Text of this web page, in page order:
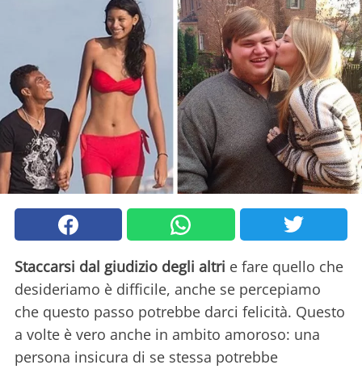
Staccarsi dal giudizio degli altri e fare quello che
desideriamo è difficile, anche se percepiamo
che questo passo potrebbe darci felicità. Questo
a volte è vero anche in ambito amoroso: una
persona insicura di se stessa potrebbe